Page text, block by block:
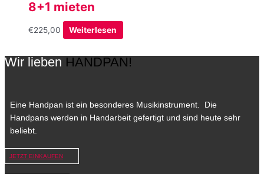
8+1 mieten
€225,00 Weiterlesen
Wir lieben HANDPAN!
Eine Handpan ist ein besonderes Musikinstrument. Die
Handpans werden in Handarbeit gefertigt und sind heute sehr
beliebt.
JETZT EINKAUFEN